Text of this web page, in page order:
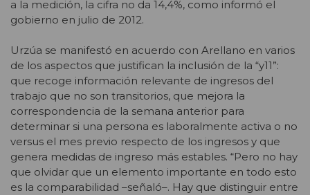
a la medición, la cifra no da 14,4%, como informó el
gobierno en julio de 2012.
Urzúa se manifestó en acuerdo con Arellano en varios
de los aspectos que justifican la inclusión de la “y11”:
que recoge información relevante de ingresos del
trabajo que no son transitorios, que mejora la
correspondencia de la semana anterior para
determinar si una persona es laboralmente activa o no
versus el mes previo respecto de los ingresos y que
genera medidas de ingreso más estables. “Pero no hay
que olvidar que un elemento importante en todo esto
es la comparabilidad –señaló–. Hay que distinguir entre